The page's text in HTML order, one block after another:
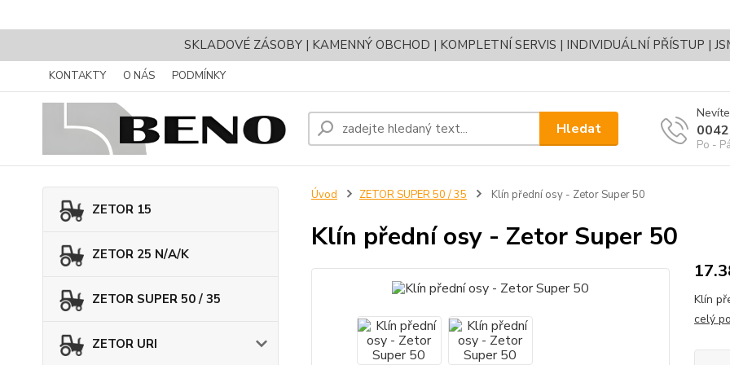
SKLADOVÉ ZÁSOBY | KAMENNÝ OBCHOD | KOMPLETNÍ SERVIS | INDIVIDUÁLNÍ PŘÍSTUP |
KONTAKTY O NÁS PODMÍNKY
Hledat
Po -
ZETOR 15
ZETOR 25 N/A/K
ZETOR SUPER 50 / 35
ZETOR URI
Úvod ZETOR SUPER 50 / 35 Klín přední osy - Zetor Super 50
Klín přední osy - Zetor Super 50
Klín
celý